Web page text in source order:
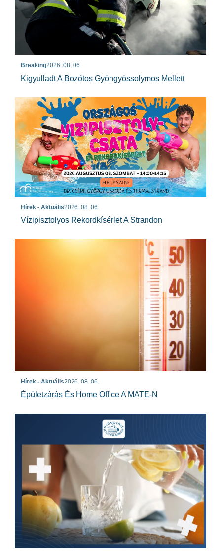
Breaking2026. 08. 06.
Kigyulladt A Bozótos Gyöngyössolymos Mellett
Hírek - Aktuális2026. 08. 06.
Vízipisztolyos Rekordkísérlet A Strandon
Hírek - Aktuális2026. 08. 06.
Épületzárás És Home Office A MATE-N